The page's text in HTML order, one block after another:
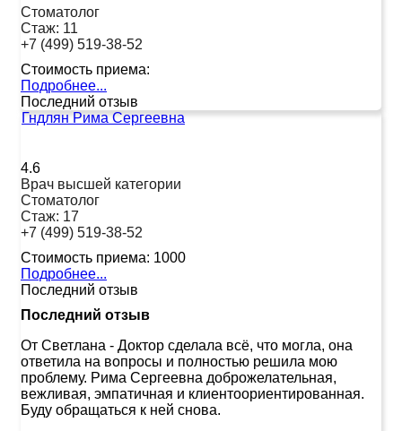
Стоматолог
Стаж: 11
+7 (499) 519-38-52
Стоимость приема:
Подробнее...
Последний отзыв
Гндлян Рима Сергеевна
4.6
Врач высшей категории
Стоматолог
Стаж: 17
+7 (499) 519-38-52
Стоимость приема: 1000
Подробнее...
Последний отзыв
Последний отзыв
От Светлана - Доктор сделала всё, что могла, она
ответила на вопросы и полностью решила мою
проблему. Рима Сергеевна доброжелательная,
вежливая, эмпатичная и клиентоориентированная.
Буду обращаться к ней снова.